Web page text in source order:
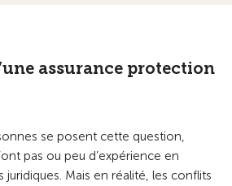
assurance protection
se posent cette question,
pas ou peu d’expérience en
Mais en réalité, les conflits